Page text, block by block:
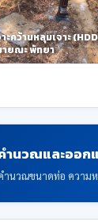
ะคว้านหลุมเจาะ (HDD) ส
ายณะ พัทยา
ำนวณและออก
ำนวณขนาดท่อ ความห